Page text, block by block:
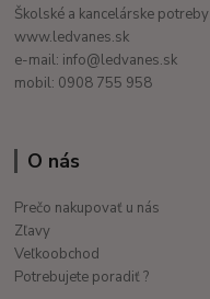
Školské a kancelárske potreby
www.ledvanes.sk
e-mail: info@ledvanes.sk
mobil: 0908 755 958
O nás
Prečo nakupovať u nás
Zľavy
Veľkoobchod
Potrebujete poradiť ?